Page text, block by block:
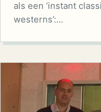
als een ‘instant
westerns’:…